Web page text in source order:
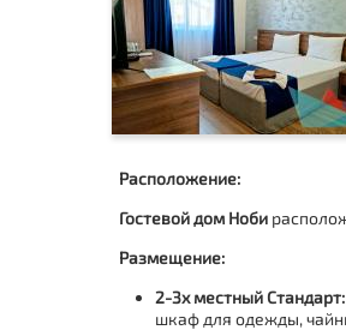
Расположение:
Гостевой дом Ноби
Размещение:
2-3х местный Стандарт:
шкаф для одежды,